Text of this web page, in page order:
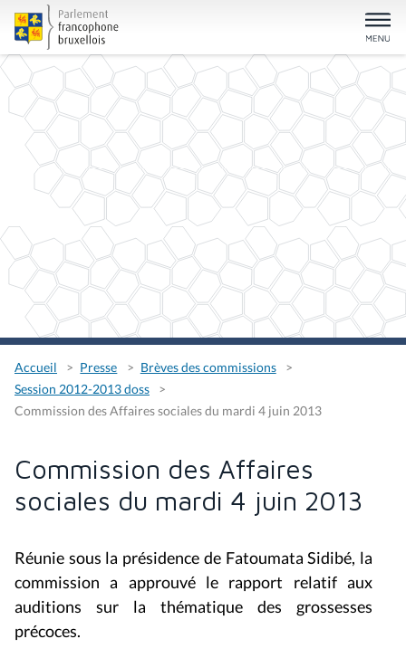
Accueil Presse
Brèves des commissions
Session 2012-2013 doss
Commission des Affaires sociales du mardi 4 juin 2013
Commission des Affaires
sociales du mardi 4 juin 2013
Réunie sous la présidence de Fatoumata Sidibé, la
commission a approuvé le rapport relatif aux
auditions sur la thématique des grossesses
précoces.